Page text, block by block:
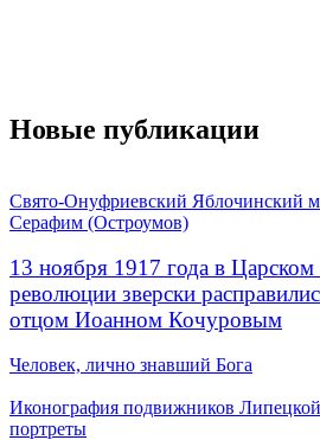
Новые публикации
Свято-Онуфриевский Яблочинский
Серафим (Остроумов)
13 ноября 1917 года в
революции зверски
отцом Иоанном Кочуровым
Человек, лично знавший Бога
Иконография подвижников
портреты